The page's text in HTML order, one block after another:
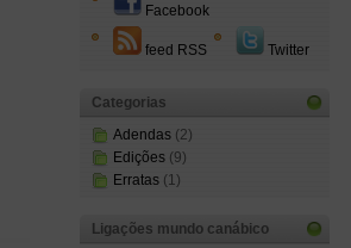
Facebook
feed RSS Twitter
Categorias
Adendas (2)
Edições (9)
Erratas (1)
Ligações mundo canábico